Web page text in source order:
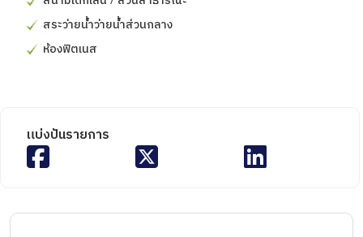
สระว่ายน้ำว่ายน้ำส่วนกลาง
ห้องฟิตเนส
แบ่งปันรายการ